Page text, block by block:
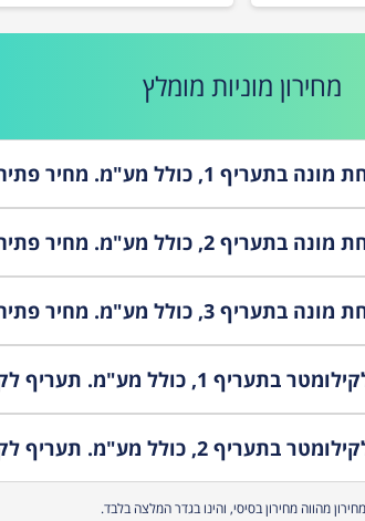
את הזמן והצרכים של כל נוסע. השירות
ואנשי עסקים המחפשים פתרון תחבורה אמין,
מחירון מוניות מומלץ
מהווה מחירון בסיסי, והינו בגדר המלצה בלבד.